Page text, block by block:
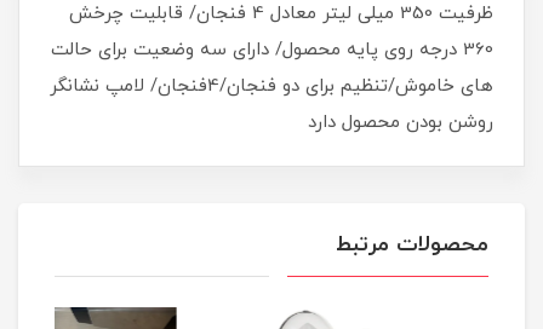
ظرفیت 350 میلی لیتر معادل 4 فنجان/ قابلیت چرخش
360 درجه روی پایه محصول/ دارای سه وضعیت برای حالت
های خاموش/تنظیم برای دو فنجان/4فنجان/ لامپ نشانگر
روشن بودن محصول دارد
محصولات مرتبط